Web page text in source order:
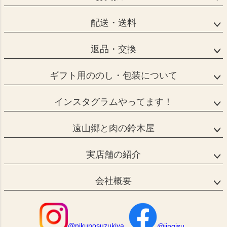
配送・送料
返品・交換
ギフト用ののし・包装について
インスタグラムやってます！
遠山郷と肉の鈴木屋
実店舗の紹介
会社概要